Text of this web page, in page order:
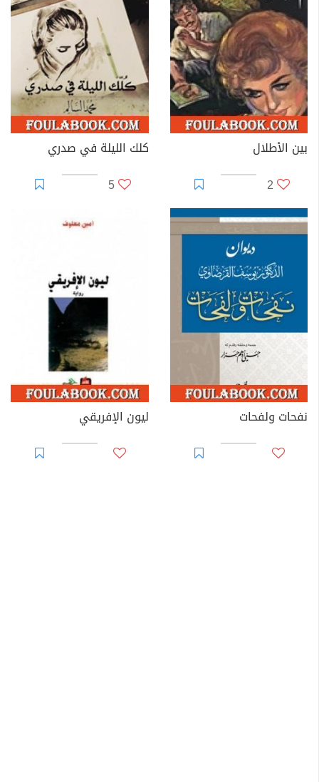
بين الأطلال
2
كلك الليلة في صدري
5
نفحات ولفحات ليون الإفريقي